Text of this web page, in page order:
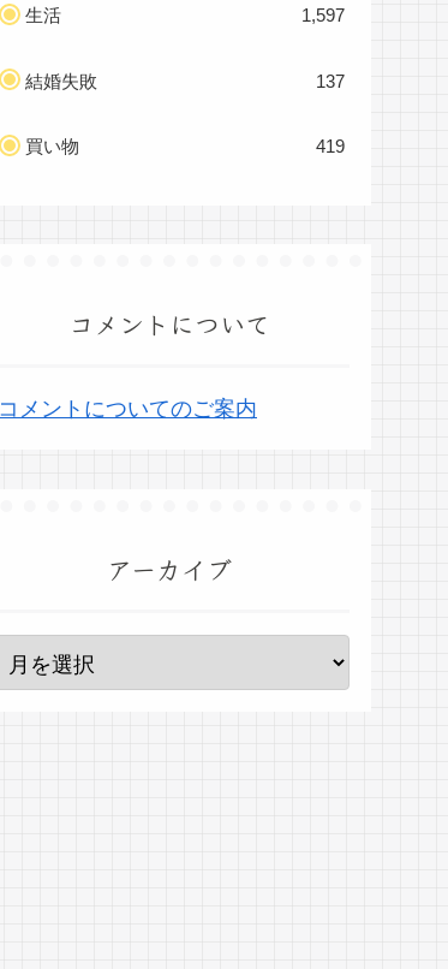
生活 1,597
結婚失敗 137
買い物 419
コメントについて
メントについてのご案内
アーカイブ